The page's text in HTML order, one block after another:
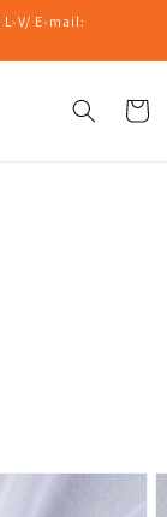
V/ E-mail:
Coș